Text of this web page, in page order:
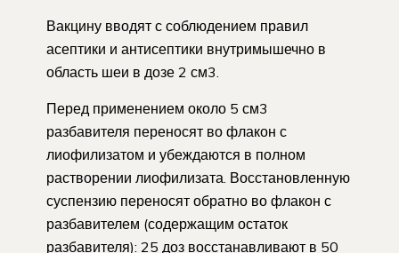
Вакцину вводят с соблюдением правил
асептики и антисептики внутримышечно в
область шеи в дозе 2 см3.
Перед применением около 5 см3
разбавителя переносят во флакон с
лиофилизатом и убеждаются в полном
растворении лиофилизата. Восстановленную
суспензию переносят обратно во флакон с
разбавителем (содержащим остаток
разбавителя): 25 доз восстанавливают в 50